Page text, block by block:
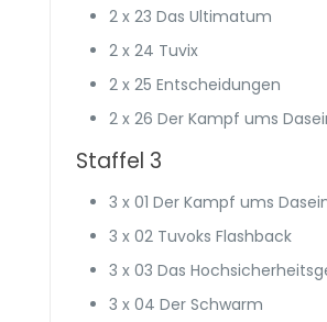
2 x 23 Das Ultimatum
2 x 24 Tuvix
2 x 25 Entscheidungen
2 x 26 Der Kampf ums
Staffel 3
3 x 01 Der Kampf ums
3 x 02 Tuvoks Flashback
3 x 03 Das
3 x 04 Der Schwarm